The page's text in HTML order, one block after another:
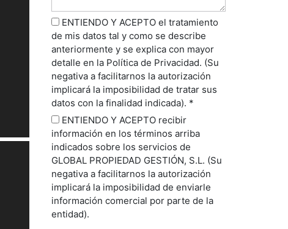
ENTIENDO Y ACEPTO el tratamiento
de mis datos tal y como se describe
anteriormente y se explica con mayor
detalle en la Política de Privacidad. (Su
negativa a facilitarnos la autorización
implicará la imposibilidad de tratar sus
datos con la finalidad indicada). *
ENTIENDO Y ACEPTO recibir
información en los términos arriba
indicados sobre los servicios de
GLOBAL PROPIEDAD GESTIÓN, S.L. (Su
negativa a facilitarnos la autorización
implicará la imposibilidad de enviarle
información comercial por parte de la
entidad).